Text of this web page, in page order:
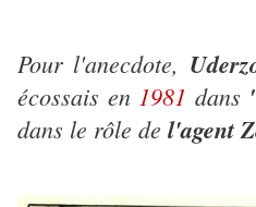
Pour l'anecdote,
écossais en 1981 dans
dans le rôle de l'agent